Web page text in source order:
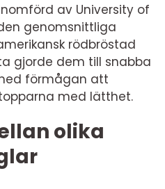
av University of
genomsnittliga
rödbröstad
gjorde dem till snabba
förmågan att
med lätthet.
olika